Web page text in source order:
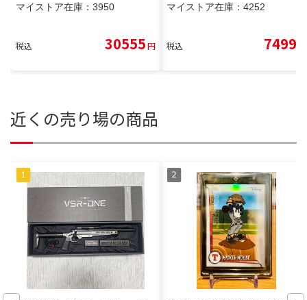
マイストア在庫： 3950
税込 30555円
マイストア在庫： 4252
税込 7499
近くの売り場の商品